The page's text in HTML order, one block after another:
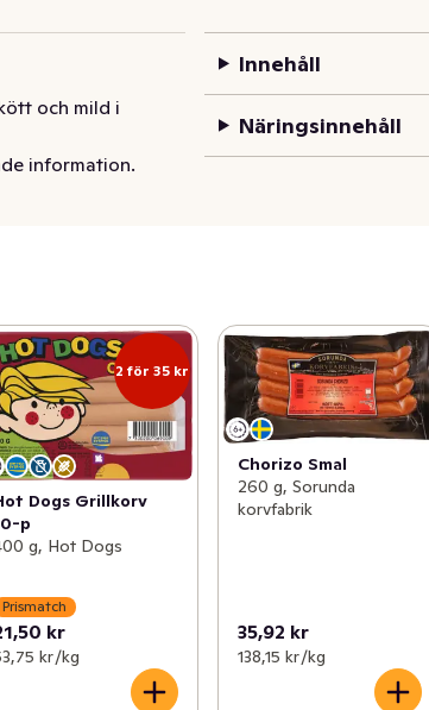
och mild i
information.
Innehåll
Näringsinnehåll
2 för 35 kr
Dogs Grillkorv
p
g, Hot Dogs
Prismatch
kr
kr /kg
Chorizo Smal
260 g, Sorunda
korvfabrik
35,92 kr
138,15 kr /kg